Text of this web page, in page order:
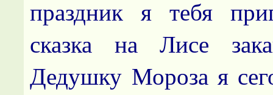
праздник я тебя
сказка на Лисе
Дедушку Мороза я